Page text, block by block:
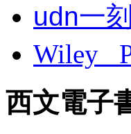
udn一
Wiley
西文電子